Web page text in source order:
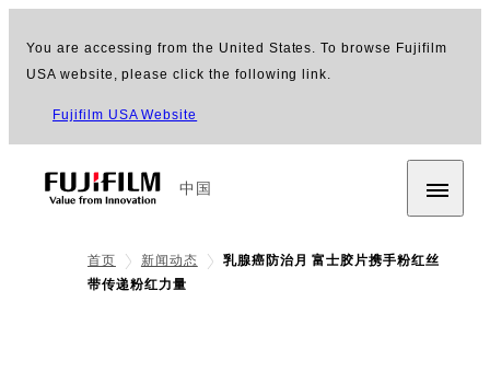
You are accessing from the United States. To browse Fujifilm
USA website, please click the following link.
Fujifilm USA Website
中国
首页 新闻动态
乳腺癌防治月 富士胶片携手粉红丝
带传递粉红力量